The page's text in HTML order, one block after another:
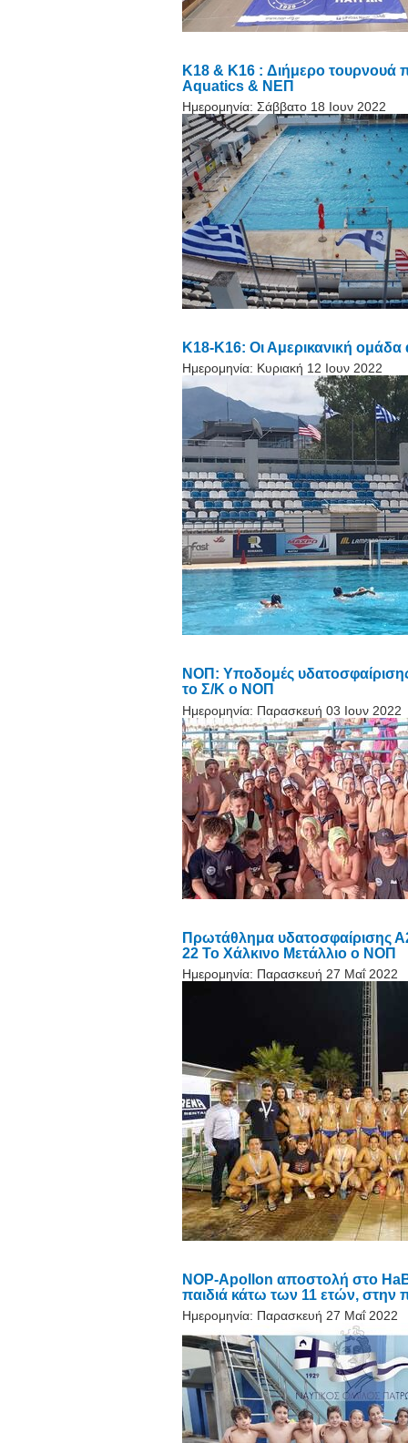
K18 & K16 : Διήμερο τουρνουά
Aquatics & ΝΕΠ
Ημερομηνία: Σάββατο 18 Ιουν 2022
K18-K16: Οι Αμερικανική
Ημερομηνία: Κυριακή 12 Ιουν 2022
NOΠ: Υποδομές
το Σ/Κ ο ΝΟΠ
Ημερομηνία: Παρασκευή 03 Ιουν 2022
Πρωτάθλημα υδατοσφαίρισης
22 Το Χάλκινο Μετάλλιο ο ΝΟΠ
Ημερομηνία: Παρασκευή 27 Μαΐ 2022
NOP-Apollon αποστολή στο
παιδιά κάτω των 11 ετών, στην
Ημερομηνία: Παρασκευή 27 Μαΐ 2022